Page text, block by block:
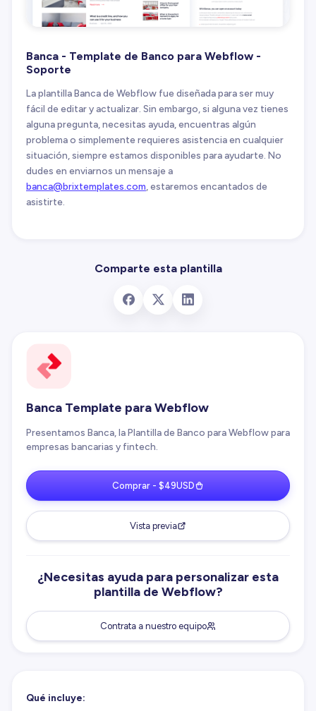
Banca - Template de Banco para Webflow -
Soporte
La plantilla Banca de Webflow fue diseñada para ser muy
fácil de editar y actualizar. Sin embargo, si alguna vez tienes
alguna pregunta, necesitas ayuda, encuentras algún
problema o simplemente requieres asistencia en cualquier
situación, siempre estamos disponibles para ayudarte. No
dudes en enviarnos un mensaje a
banca@brixtemplates.com, estaremos encantados de
asistirte.
Comparte esta plantilla
Banca Template para Webflow
Presentamos Banca, la Plantilla de Banco para Webflow para
empresas bancarias y fintech.
Comprar - $49USD
Vista previa
¿Necesitas ayuda para personalizar esta
plantilla de Webflow?
Contrata a nuestro equipo
Qué incluye: